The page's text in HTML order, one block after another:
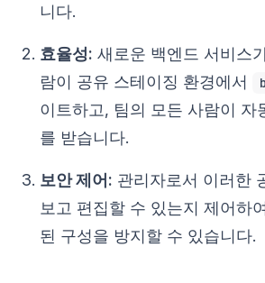
니다.
효율성: 새로운 백엔드 서비스
람이 공유 스테이징 환경에서
이트하고, 팀의 모든 사람이 자
를 받습니다.
보안 제어: 관리자로서 이러한
보고 편집할 수 있는지 제어하
된 구성을 방지할 수 있습니다.